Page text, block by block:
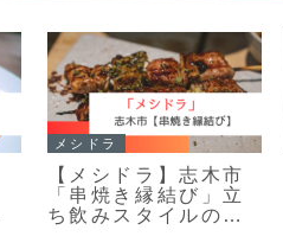
メシドラ
【メシドラ】志木市
「串焼き縁結び」立
ち飲みスタイルの絶